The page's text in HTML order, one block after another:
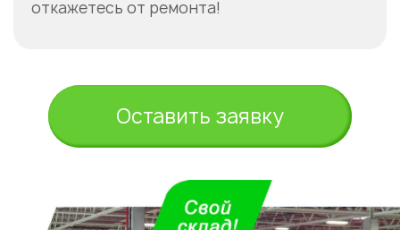
откажетесь от ремонта!
Оставить заявку